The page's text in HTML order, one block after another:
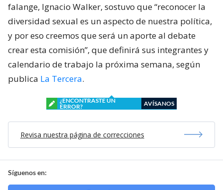
falange, Ignacio Walker, sostuvo que “reconocer la
diversidad sexual es un aspecto de nuestra política,
y por eso creemos que será un aporte al debate
crear esta comisión”, que definirá sus integrantes y
calendario de trabajo la próxima semana, según
publica La Tercera.
¿ENCONTRASTE UN
ERROR?
AVÍSANOS
Revisa nuestra página de correcciones
Síguenos en: